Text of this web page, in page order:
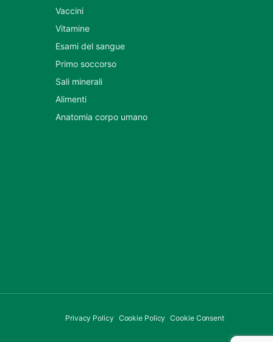
Vaccini
Vitamine
Esami del sangue
Primo soccorso
Sali minerali
Alimenti
Anatomia corpo umano
Privacy Policy Cookie Policy Cookie Consent